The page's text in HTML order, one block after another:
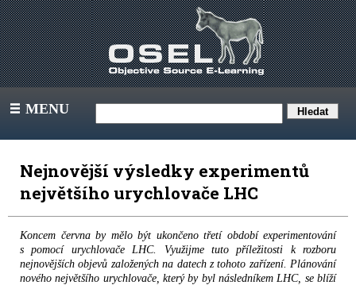
III MENU
Nejnovější výsledky experimentů
největšího urychlovače LHC
Koncem června by mělo být ukončeno třetí období experimentování
s pomocí urychlovače LHC. Využijme tuto příležitosti k rozboru
nejnovějších objevů založených na datech z tohoto zařízení. Plánování
nového největšího urychlovače, který by byl následníkem LHC, se blíží